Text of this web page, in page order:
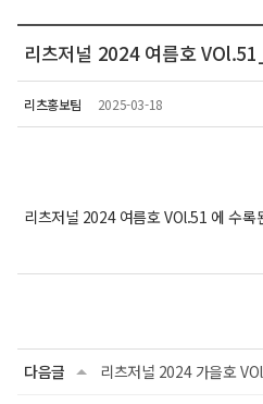
리츠저널 2024 여름호
리츠홍보팀 2025-03-18
리츠저널 2024 여름호 VOl.51 에 수록
다음글 리츠저널 2024 가을호